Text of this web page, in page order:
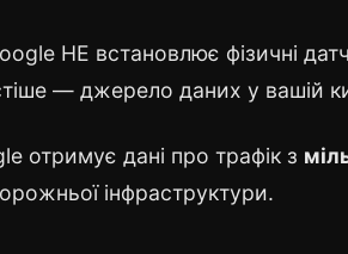
НЕ встановлює фізичні
— джерело даних у вашій
отримує дані про трафік з
інфраструктури.